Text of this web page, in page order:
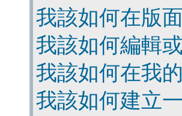
我該如何在版
我該如何編輯
我該如何在我
我該如何建立